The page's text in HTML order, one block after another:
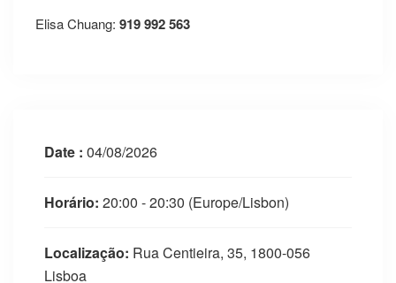
Elisa Chuang: 919 992 563
Date : 04/08/2026
Horário: 20:00 - 20:30 (Europe/Lisbon)
Localização: Rua Centieira, 35, 1800-056
Lisboa